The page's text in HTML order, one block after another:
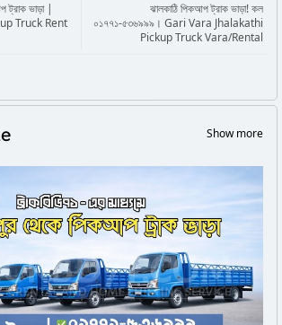
ঝালকাঠি পিকআপ ট্রাক ভাড়া! কল
০১৭৭১-৫৩৬৯৯৯। Gari Vara Jhalakathi
Pickup Truck Vara/Rental
ট্রাক ভাড়া |
Truck Rent
Show more